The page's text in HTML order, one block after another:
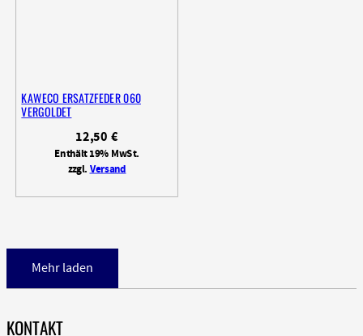
KAWECO ERSATZFEDER 060
VERGOLDET
12,50€
Enthält 19% MwSt.
zzgl.Versand
Mehr laden
KONTAKT